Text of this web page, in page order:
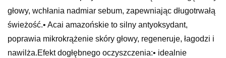
głowy, wchłania nadmiar sebum, zapewniając długotrwałą
świeżość.• Acai amazońskie to silny antyoksydant,
poprawia mikrokrążenie skóry głowy, regeneruje, łagodzi i
nawilża.Efekt dogłębnego oczyszczenia:• idealnie